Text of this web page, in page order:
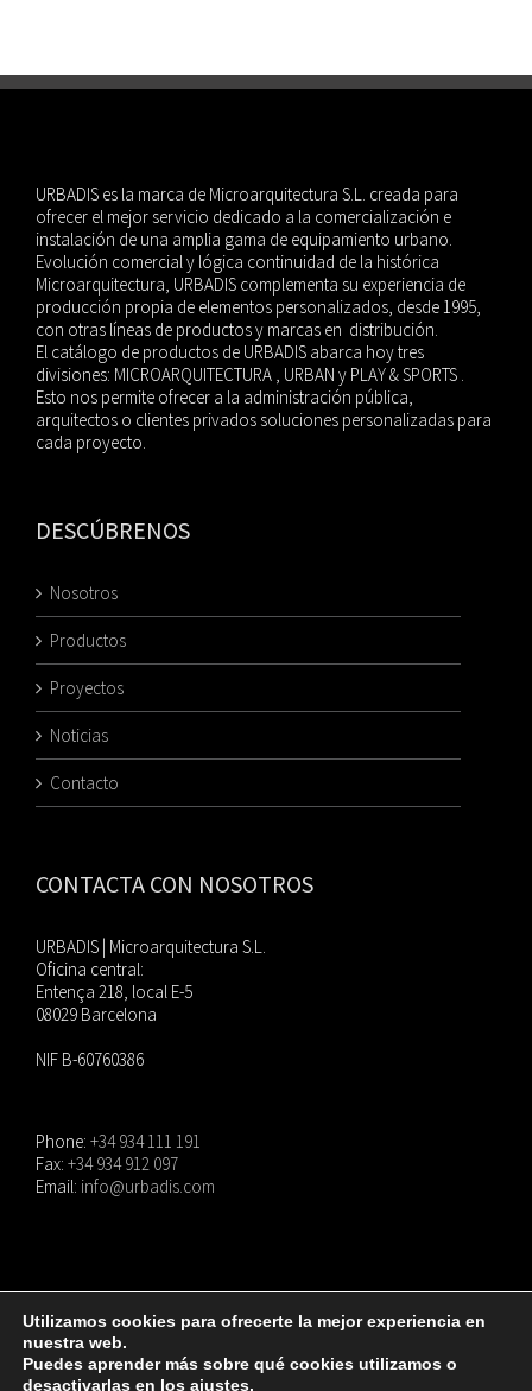
URBADIS es la marca de Microarquitectura S.L. creada para
ofrecer el mejor servicio dedicado a la comercialización e
instalación de una amplia gama de equipamiento urbano.
Evolución comercial y lógica continuidad de la histórica
Microarquitectura, URBADIS complementa su experiencia de
producción propia de elementos personalizados, desde 1995,
con otras líneas de productos y marcas en distribución.
El catálogo de productos de URBADIS abarca hoy tres
divisiones: MICROARQUITECTURA , URBAN y PLAY & SPORTS .
Esto nos permite ofrecer a la administración pública,
arquitectos o clientes privados soluciones personalizadas para
cada proyecto.
DESCÚBRENOS
Nosotros
Productos
Proyectos
Noticias
Contacto
CONTACTA CON NOSOTROS
URBADIS | Microarquitectura S.L.
Oficina central:
Entença 218, local E-5
08029 Barcelona
NIF B-60760386
Phone: +34 934 111 191
Fax: +34 934 912 097
Email: info@urbadis.com
© Copyright 2026 | URBADIS | Todos los derechos reservados. |
Política de privacidad|Política de cookies
Utilizamos cookies para ofrecerte la mejor experiencia en
nuestra web.
Puedes aprender más sobre qué cookies utilizamos o
desactivarlas en los ajustes.